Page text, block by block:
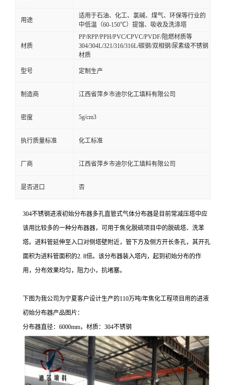
用途
适用于石油、化工、氯碱、煤气、环保等行业的
中低温（60-150℃）提馏、吸收及洗涤塔
材质
PP/RPP/PPH/PVC/CPVC/PVDF/阻燃材质等
304/304L/321/316/316L/碳钢/双相钢/尿素级不锈钢
材质
型号 定制生产
制造商 江西省萍乡市迪尔化工填料有限公司
密度 5g/cm3
执行质量标准 化工标准
厂商 江西省萍乡市迪尔化工填料有限公司
是否进口 否
304不锈钢进液初始分布器多孔直管式气体分布器是目前常减压塔中应
该用比较多的一种分布器器，可用于焦化脱硫项目中的脱硫塔、洗苯
塔。进料管延伸至入口对侧塔壁附近，管下方及侧方开长条孔，其开孔
面积为进料管面积的2. 8倍。该分布器装入塔内，起到初始分布的作
用，分布效果均匀，阻力小，抗堵塞。
下图为我公司为宁夏客户设计生产的110万吨/年焦化工程项目用的进液
初始分布器产品图片：
分布器直径：6000mm，材质：304不锈钢